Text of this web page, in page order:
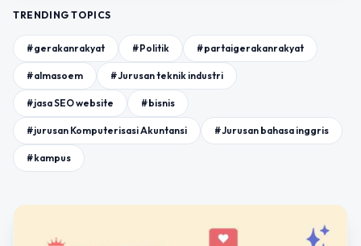
TRENDING TOPICS
#gerakanrakyat #Politik #partaigerakanrakyat
#almasoem #Jurusan teknik industri
#jasa SEO website #bisnis
#jurusan Komputerisasi Akuntansi #Jurusan bahasa inggris
#kampus